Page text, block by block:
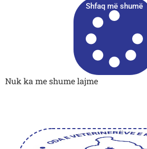
Shfaq më shumë
Nuk ka me shume lajme